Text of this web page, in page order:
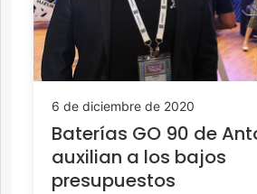
6 de diciembre de 2020
Baterías GO 90 de
auxilian a los bajos
presupuestos